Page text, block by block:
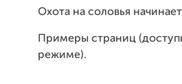
Охота на соловья
Примеры страниц
режиме).